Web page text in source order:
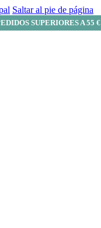
Saltar al pie de página
SUPERIORES A 55 €